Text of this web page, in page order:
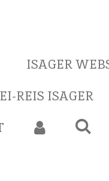
ISAGER
REIS ISAGER